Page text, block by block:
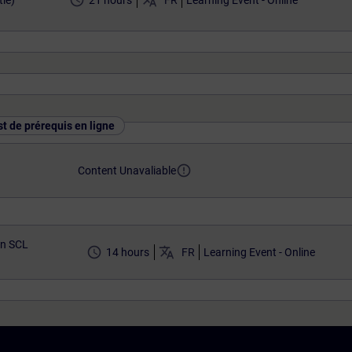
de prérequis en ligne
Content Unavaliableerror_outline
SCL
access_time 14 hours translate FR Learning Event - Online